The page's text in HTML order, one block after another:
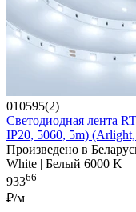
010595(2)
Светодиодная лента
IP20, 5060, 5m)
Произведено в
White | Белый 6000 K
93366
₽/м